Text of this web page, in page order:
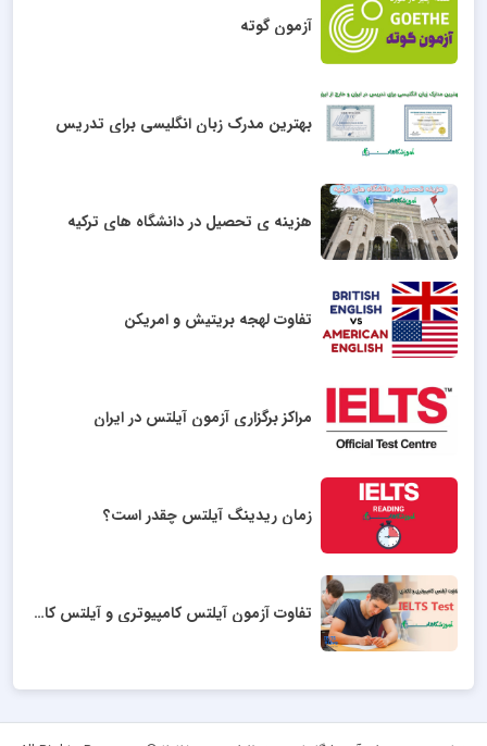
آزمون گوته
بهترین مدرک زبان انگلیسی برای تدریس
هزینه ی تحصیل در دانشگاه های ترکیه
تفاوت لهجه بریتیش و امریکن
مراکز برگزاری آزمون آیلتس در ایران
زمان ریدینگ آیلتس چقدر است؟
تفاوت آزمون آیلتس کامپیوتری و آیلتس کاغذی